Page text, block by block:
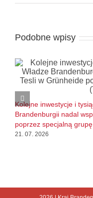
Podobne wpisy
Kolejne inwestycje i
Brandenburgii nadal
poprzez specjalną
21. 07. 2026